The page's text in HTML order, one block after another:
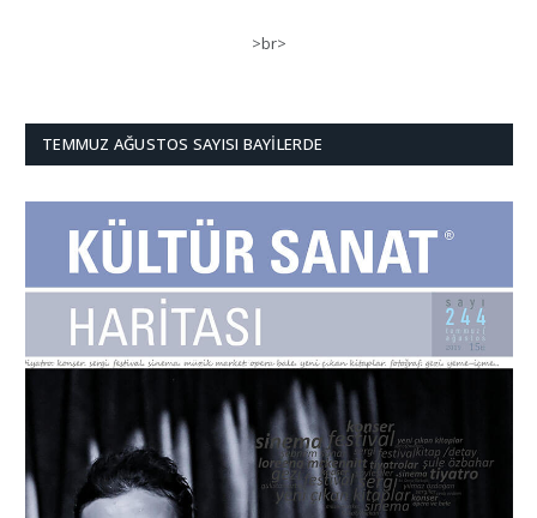
>br>
TEMMUZ AĞUSTOS SAYISI BAYILERDE